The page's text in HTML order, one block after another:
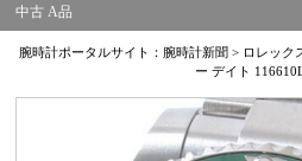
中古 A品
腕時計ポータルサイト：腕時計新聞 > ロレック
ー デイト